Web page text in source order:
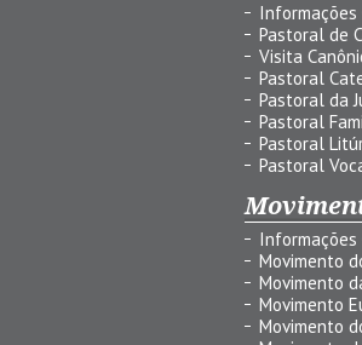
Informações
Pastoral de
Visita
Pastoral
Pastoral da
Pastoral
Pastoral
Pastoral
Informações
Movimento
Movimento
Movimento
Movimento